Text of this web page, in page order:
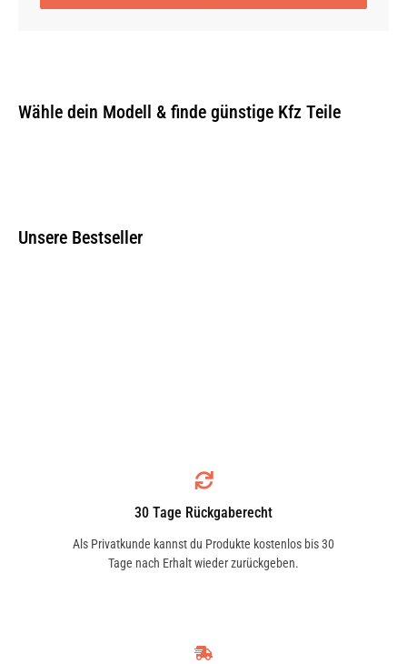
Wähle dein Modell & finde günstige Kfz Teile
Unsere Bestseller
30 Tage Rückgaberecht
Als Privatkunde kannst du Produkte kostenlos bis 30
Tage nach Erhalt wieder zurückgeben.